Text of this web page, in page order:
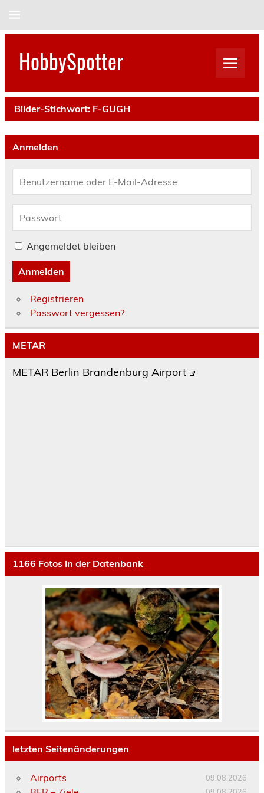
HobbySpotter
Bilder-Stichwort: F-GUGH
Anmelden
Angemeldet bleiben
Anmelden
Registrieren
Passwort vergessen?
METAR
METAR Berlin Brandenburg Airport
1166 Fotos in der Datenbank
letzten Seitenänderungen
Airports 09.08.2026